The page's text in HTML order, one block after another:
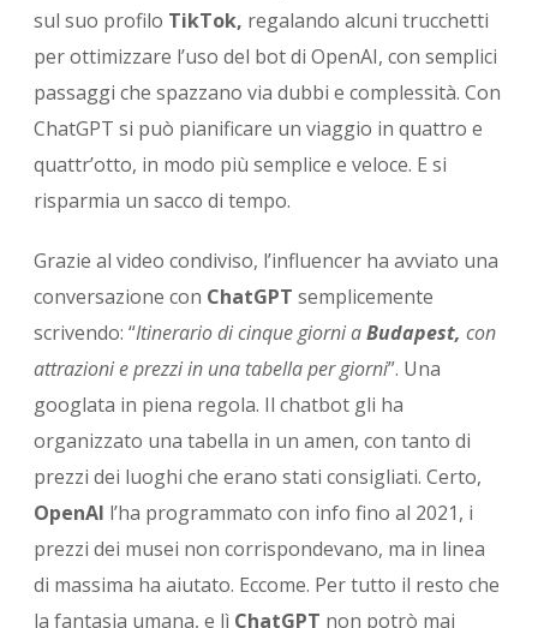
sul suo profilo TikTok, regalando alcuni trucchetti
per ottimizzare l’uso del bot di OpenAI, con semplici
passaggi che spazzano via dubbi e complessità. Con
ChatGPT si può pianificare un viaggio in quattro e
quattr’otto, in modo più semplice e veloce. E si
risparmia un sacco di tempo.
Grazie al video condiviso, l’influencer ha avviato una
conversazione con ChatGPT semplicemente
scrivendo: “Itinerario di cinque giorni aBudapest, con
attrazioni e prezzi in una tabella per giorni”. Una
googlata in piena regola. Il chatbot gli ha
organizzato una tabella in un amen, con tanto di
prezzi dei luoghi che erano stati consigliati. Certo,
OpenAI l’ha programmato con info fino al 2021, i
prezzi dei musei non corrispondevano, ma in linea
di massima ha aiutato. Eccome. Per tutto il resto che
la fantasia umana, e lì ChatGPT non potrò mai